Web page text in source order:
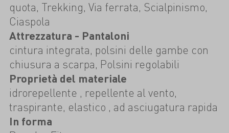
quota, Trekking, Via ferrata, Scialpinismo,
Ciaspola
Attrezzatura - Pantaloni
cintura integrata, polsini delle gambe con
chiusura a scarpa, Polsini regolabili
Proprietà del materiale
idrorepellente , repellente al vento,
traspirante, elastico , ad asciugatura rapida
In forma